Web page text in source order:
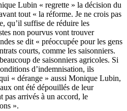
Lubin « regrette » la décision du
tout « la réforme. Je ne crois pas
qu’il suffise de réduire les
non pourvus vont trouver
se dit « préoccupée pour les gens
courts, comme les saisonniers.
de saisonniers agricoles. Si
d’indemnisation, ils
« dérange » aussi Monique Lubin,
ont été dépouillés de leur
pas arrivés à un accord, le
».